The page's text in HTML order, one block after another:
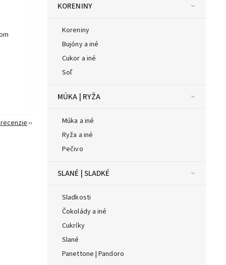
KORENINY
Koreniny
Bujóny a iné
Cukor a iné
Soľ
MÚKA | RYŽA
Múka a iné
Ryža a iné
Pečivo
SLANÉ | SLADKÉ
Sladkosti
Čokolády a iné
Cukríky
Slané
Panettone | Pandoro